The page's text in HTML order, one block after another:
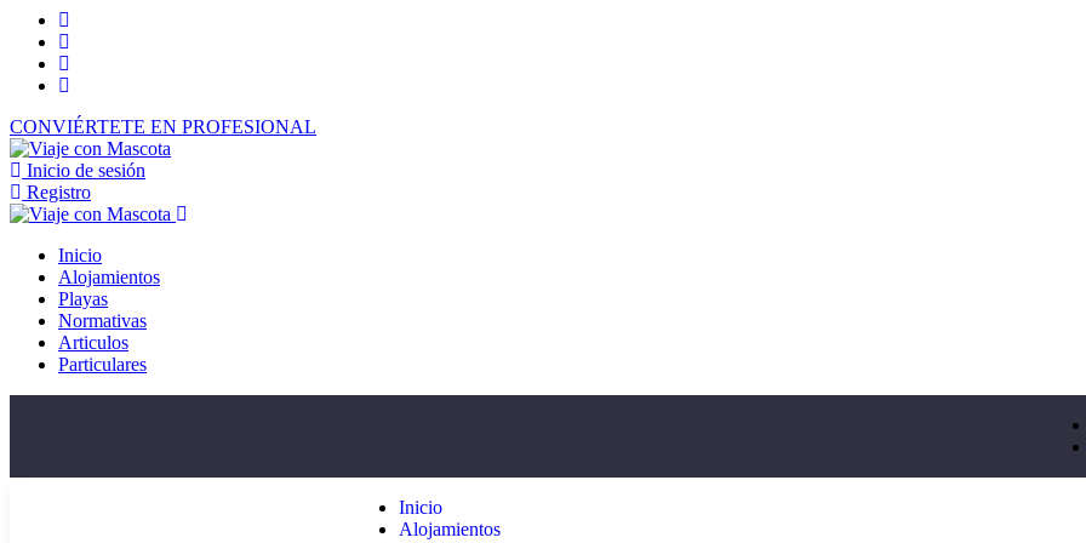
CONVIÉRTETE EN PROFESIONAL
Inicio de sesión
Registro
Inicio
Alojamientos
Playas
Normativas
Articulos
Particulares
Inicio
Alojamientos